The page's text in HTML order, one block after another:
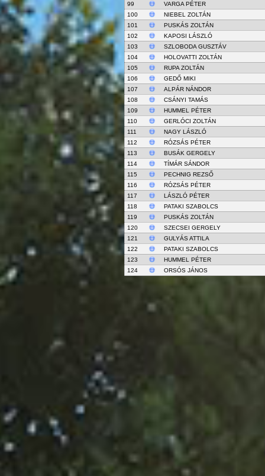
99
VARGA PÉTER
100
NIEBEL ZOLTÁN
101
PUSKÁS ZOLTÁN
102
KAPOSI LÁSZLÓ
103
SZLOBODA GUSZTÁV
104
HOLOVATTI ZOLTÁN
105
RUPA ZOLTÁN
106
GEDŐ MIKI
107
ALPÁR NÁNDOR
108
CSÁNYI TAMÁS
109
HUMMEL PÉTER
110
GERLÓCI ZOLTÁN
111
NAGY LÁSZLÓ
112
RÓZSÁS PÉTER
113
BUSÁK GERGELY
114
TÍMÁR SÁNDOR
115
PECHNIG REZSŐ
116
RÓZSÁS PÉTER
117
LÁSZLÓ PÉTER
118
PATAKI SZABOLCS
119
PUSKÁS ZOLTÁN
120
SZECSEI GERGELY
121
GULYÁS ATTILA
122
PATAKI SZABOLCS
123
HUMMEL PÉTER
124
ORSÓS JÁNOS